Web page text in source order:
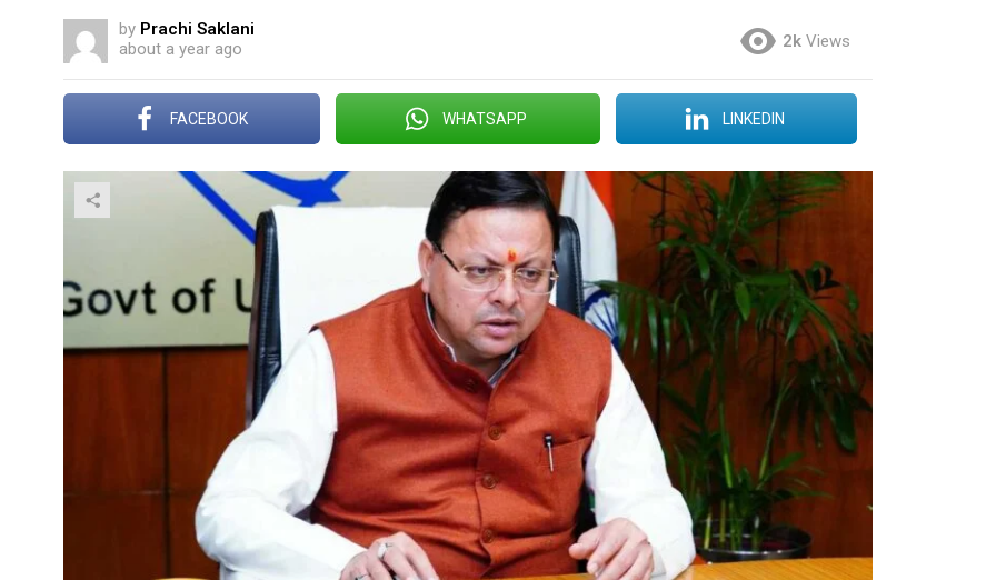
by Prachi Saklani
about a year ago
2k Views
FACEBOOK WHATSAPP LINKEDIN